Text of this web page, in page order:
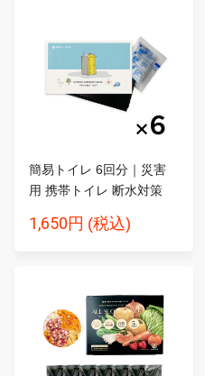
簡易トイレ 6回分｜災害
用 携帯トイレ 断水対策
1,650円 (税込)